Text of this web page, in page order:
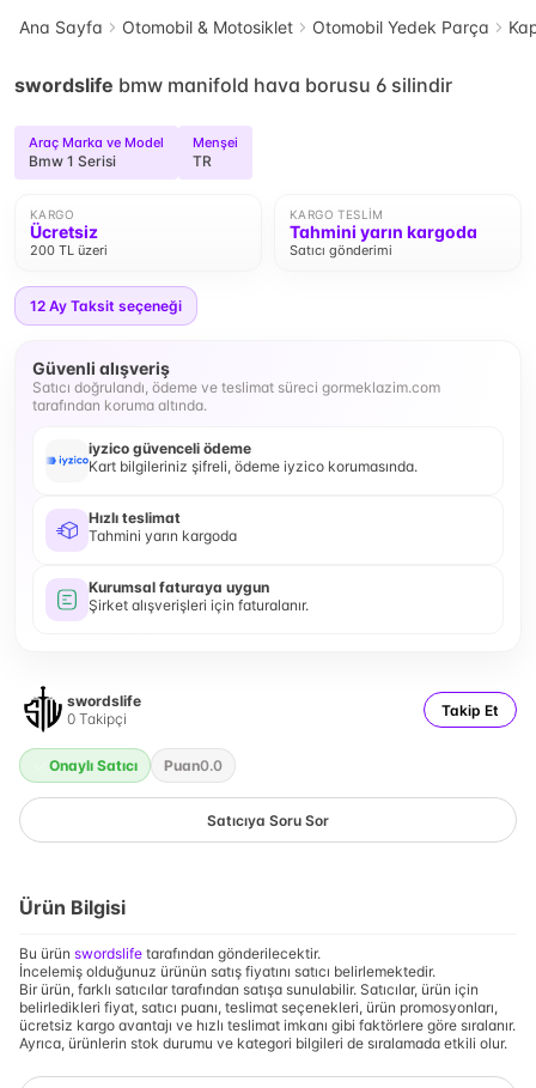
Ana Sayfa Otomobil & Motosiklet Otomobil Yedek Parça
swordslife bmw manifold hava borusu 6 silindir
Araç Marka ve Model
Bmw 1 Serisi
Menşei
TR
KARGO
Ücretsiz
200 TL üzeri
KARGO TESLIM
Tahmini yarın kargoda
Satıcı gönderimi
12 Ay Taksit seçeneği
Güvenli alışveriş
Satıcı doğrulandı, ödeme ve teslimat süreci gormeklazim.com
tarafından koruma altında.
iyzico güvenceli ödeme
Kart bilgileriniz şifreli, ödeme iyzico korumasında.
Hızlı teslimat
Tahmini yarın kargoda
Kurumsal faturaya uygun
Şirket alışverişleri için faturalanır.
swordslife
0 Takipçi Takip Et
Onaylı Satıcı Puan0.0
Satıcıya Soru Sor
Ürün Bilgisi
Bu ürün swordslife tarafından gönderilecektir.
İncelemiş olduğunuz ürünün satış fiyatını satıcı belirlemektedir.
Bir ürün, farklı satıcılar tarafından satışa sunulabilir. Satıcılar, ürün için
belirledikleri fiyat, satıcı puanı, teslimat seçenekleri, ürün promosyonları,
ücretsiz kargo avantajı ve hızlı teslimat imkanı gibi faktörlere göre sıralanır.
Ayrıca, ürünlerin stok durumu ve kategori bilgileri de sıralamada etkili olur.